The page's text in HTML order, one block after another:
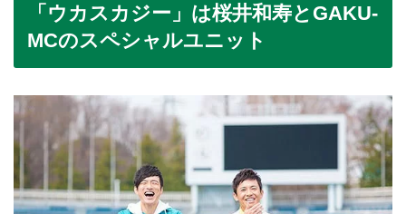
「ウカスカジー」は桜井和寿とGAKU-
MCのスペシャルユニット